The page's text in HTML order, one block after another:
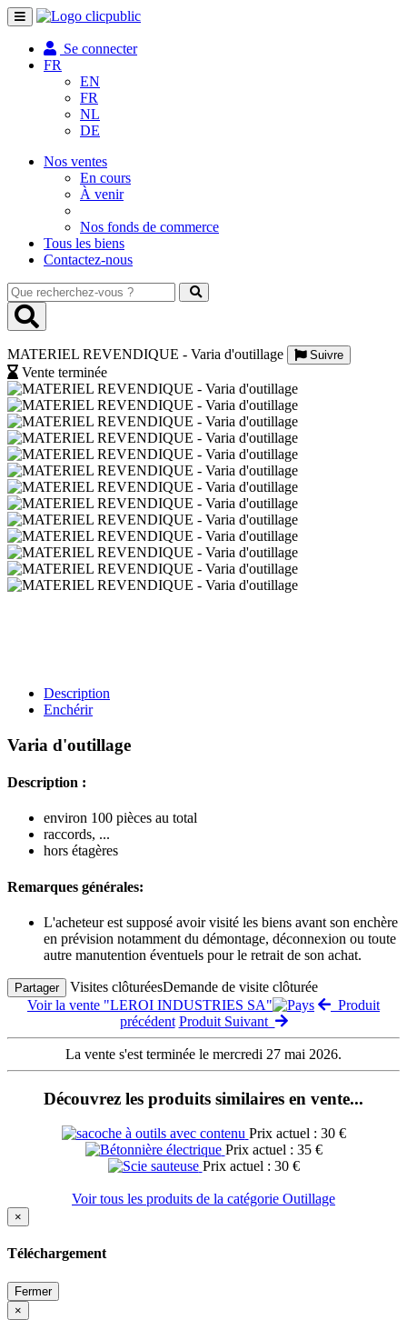
Toggle
navigation
Se connecter
FR
EN
FR
NL
DE
Nos ventes
En cours
À venir
Nos fonds de commerce
Tous les biens
Contactez-nous
Que
recherchez-
vous
MATERIEL REVENDIQUE - Varia d'outillage
Suivre
Vente terminée
Description
Enchérir
Varia d'outillage
Description :
environ 100 pièces au total
raccords, ...
hors étagères
Remarques générales:
L'acheteur est supposé avoir visité les biens avant son enchère
en prévision notamment du démontage, déconnexion ou toute
autre manutention éventuels pour le retrait de son achat.
Partager Visites clôturéesDemande de visite clôturée
Voir la vente "LEROI INDUSTRIES SA"
Produit
précédent Produit Suivant
La vente s'est terminée le mercredi 27 mai 2026.
Découvrez les produits similaires en vente...
Prix actuel : 30 €
Prix actuel : 35 €
Prix actuel : 30 €
Voir tous les produits de la catégorie Outillage
×
Téléchargement
Fermer
×